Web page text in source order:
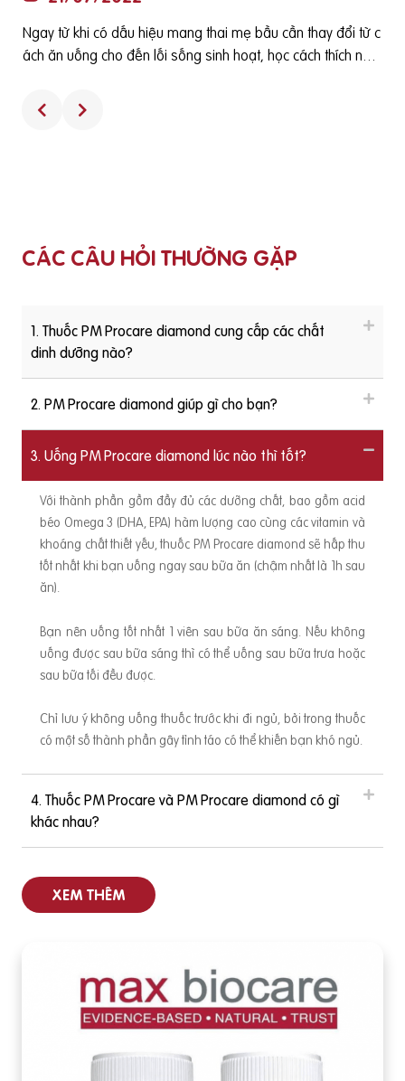
bị những cơn ố
dinh dưỡng trở nê
con. Vậy dinh
nào, mẹ cần
sinh và thai nghé
nhiều dinh d
Thai kỳ thứ 3 bắt
thước bằng m
về khung xươn
đáp ứng năng lư
khác, gồm các
năng lượng và
lượng trung bìn
mang thai tron
Việc cung c
mang thai giúp th
các loại thực
Để đáp ứng nhu cầu dinh dưỡng tăng lên
ống tổng hợp cho bà bầu Viên uống tổng
c vitamin, khoáng chất, acid béo thiết yếu
thai. Phụ nữ có thai cần bổ sung đầy đủ
nhu cầu về sức khỏe cũng như sự phát triển
ng cấp nhiều dưỡng chất để đáp ứng những
ơ thể như trong suốt thai kỳ như: tử cung
u vú to dần, lượng máu tăng lên,… Nếu
ấp đầy đủ vitamin cùng các loại dưỡng chất
ầu có thể phải đối mặt với nhiều vấn đề về
iếu máu, sỏi thận, mẩn ngứa, táo bón, đau
ẹ cân, thậm chí nguy cơ cao thai chết lưu,
ống tổng hợp dành cho bà bầu là loại viên
ó hàm lượng các dưỡng chất thiết yếu được
eo các khuyến cáo, nghiên cứu khoa học
ng của từng dưỡng chất đối với đối tượng
i. Như vậy bổ sung vitamin tổng hợp cho bà
c viên tổng hợp dành
CÁC CÂU HỎI THƯỜNG GẶP
1. Thuốc PM Procare diamond cung cấp các chất
dinh dưỡng nào?
2. PM Procare diamond giúp gì cho bạn?
3. Uống PM Procare diamond lúc nào thì tốt?
Với thành phần gồm đầy đủ các dưỡng chất, bao gồm acid
béo Omega 3 (DHA, EPA) hàm lượng cao cùng các vitamin và
khoáng chất thiết yếu, thuốc PM Procare diamond sẽ hấp thu
tốt nhất khi bạn uống ngay sau bữa ăn (chậm nhất là 1h sau
ăn).
Bạn nên uống tốt nhất 1 viên sau bữa ăn sáng. Nếu không
uống được sau bữa sáng thì có thể uống sau bữa trưa hoặc
sau bữa tối đều được.
Chỉ lưu ý không uống thuốc trước khi đi ngủ, bởi trong thuốc
có một số thành phần gây tỉnh táo có thể khiến bạn khó ngủ.
4. Thuốc PM Procare và PM Procare diamond có gì
khác nhau?
XEM THÊM